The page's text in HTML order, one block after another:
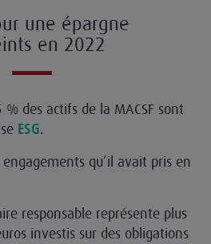
une épargne
en 2022
des actifs de la MACSF sont
ESG.
qu’il avait pris en
responsable représente plus
investis sur des obligations